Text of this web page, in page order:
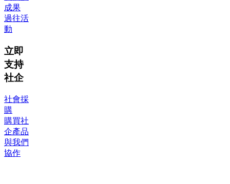
成果
過往活
動
立即
支持
社企
社會採
購
購買社
企產品
與我們
協作